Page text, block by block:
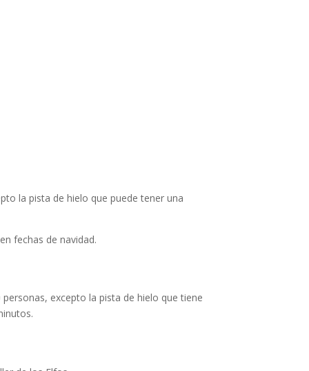
la pista de hielo que puede tener una
fechas de navidad.
excepto la pista de hielo que tiene